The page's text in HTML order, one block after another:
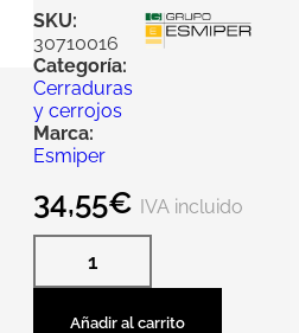
SKU:
30710016
Categoría:
Cerraduras
y cerrojos
Marca:
Esmiper
34,55€ IVA incluido
Añadir al carrito